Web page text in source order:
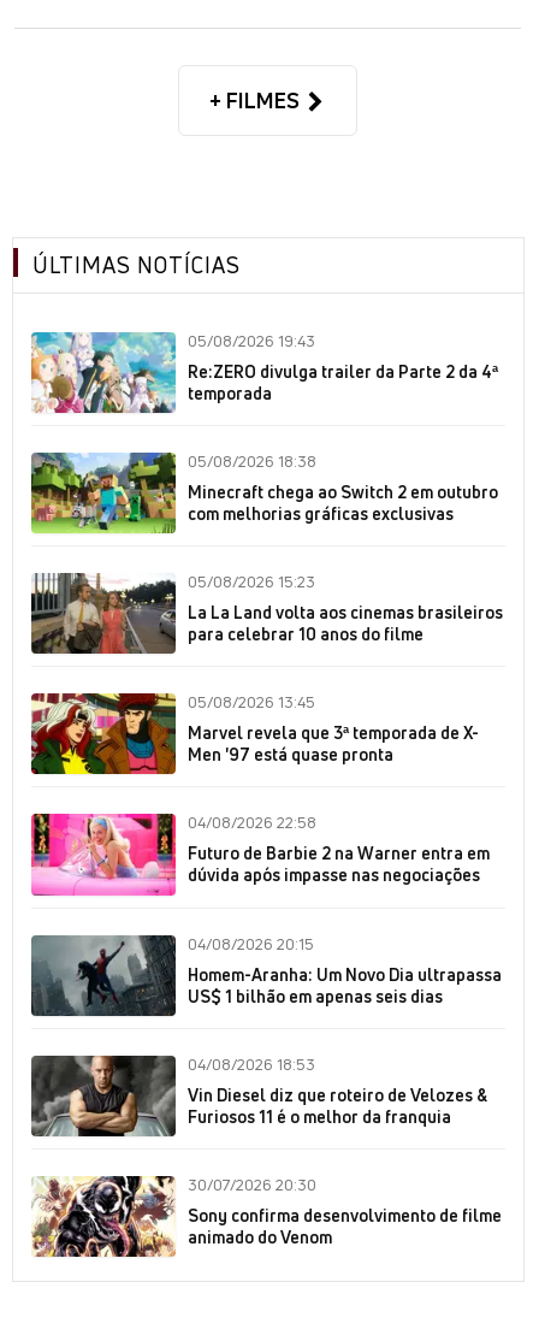
+ FILMES
ÚLTIMAS NOTÍCIAS
05/08/2026 19:43
Re:ZERO divulga trailer da Parte 2 da 4ª
temporada
05/08/2026 18:38
Minecraft chega ao Switch 2 em outubro
com melhorias gráficas exclusivas
05/08/2026 15:23
La La Land volta aos cinemas brasileiros
para celebrar 10 anos do filme
05/08/2026 13:45
Marvel revela que 3ª temporada de X-
Men '97 está quase pronta
04/08/2026 22:58
Futuro de Barbie 2 na Warner entra em
dúvida após impasse nas negociações
04/08/2026 20:15
Homem-Aranha: Um Novo Dia ultrapassa
US$ 1 bilhão em apenas seis dias
04/08/2026 18:53
Vin Diesel diz que roteiro de Velozes &
Furiosos 11 é o melhor da franquia
30/07/2026 20:30
Sony confirma desenvolvimento de filme
animado do Venom